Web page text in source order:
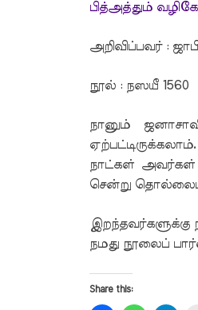
பித்அத்தும்
அறிவிப்பவர் :
நூல் : நஸயீ 1560
நானும்
நாட்கள் அவர்கள்
சென்று
நமது நூலைப்
Share this: